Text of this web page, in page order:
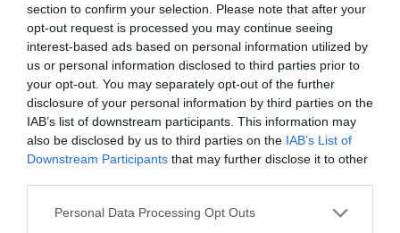
section to confirm your selection. Please note that after your
opt-out request is processed you may continue seeing
interest-based ads based on personal information utilized by
us or personal information disclosed to third parties prior to
your opt-out. You may separately opt-out of the further
disclosure of your personal information by third parties on the
IAB’s list of downstream participants. This information may
also be disclosed by us to third parties on the IAB’s List of
Downstream Participants that may further disclose it to other
Personal Data Processing Opt Outs
Marii Uniri de la Alba Iulia, Zilei Naţionale a României
şi Tricolorului. Sub genericul „From Romanian Roots
Revival to the World Symphony”, vor avea loc două
concerte menite să pună în valoare izvoarele şi
rădăcinile muzicii tradiţionale româneşti autentice.
Concertele vor fi susţinute de Irina Sârbu şi de
formaţia Marius Mihalache. Vor fi interpretate piese
din repertoriul Mariei Tănase, cu numeroase